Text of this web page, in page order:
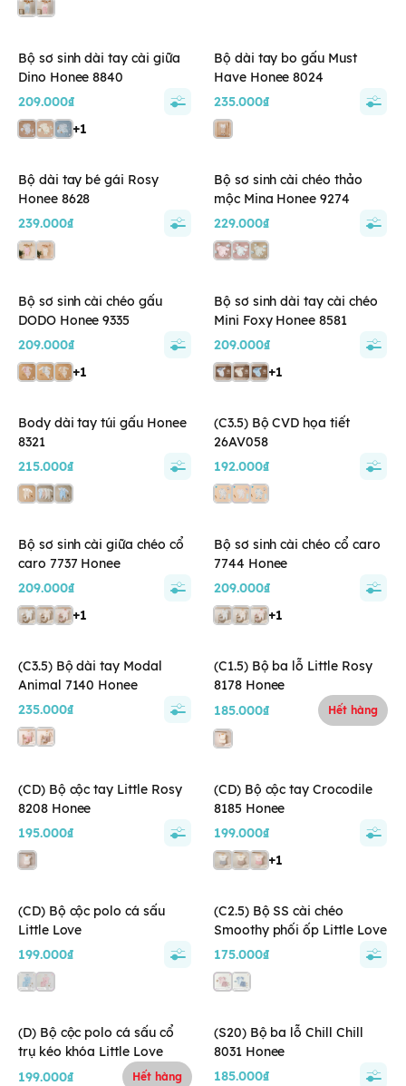
Bộ sơ sinh dài tay cài giữa
Dino Honee 8840
209.000₫
+1
Bộ dài tay bo gấu Must
Have Honee 8024
235.000₫
Bộ dài tay bé gái Rosy
Honee 8628
239.000₫
Bộ sơ sinh cài chéo thảo
mộc Mina Honee 9274
229.000₫
Bộ sơ sinh cài chéo gấu
DODO Honee 9335
209.000₫
+1
Bộ sơ sinh dài tay cài chéo
Mini Foxy Honee 8581
209.000₫
+1
Body dài tay túi gấu Honee
8321
215.000₫
(C3.5) Bộ CVD họa tiết
26AV058
192.000₫
Bộ sơ sinh cài giữa chéo cổ
caro 7737 Honee
209.000₫
+1
Bộ sơ sinh cài chéo cổ caro
7744 Honee
209.000₫
+1
(C3.5) Bộ dài tay Modal
Animal 7140 Honee
235.000₫
(C1.5) Bộ ba lỗ Little Rosy
8178 Honee
185.000₫
Hết hàng
(CD) Bộ cộc tay Little Rosy
8208 Honee
195.000₫
(CD) Bộ cộc tay Crocodile
8185 Honee
199.000₫
+1
(CD) Bộ cộc polo cá sấu
Little Love
199.000₫
(C2.5) Bộ SS cài chéo
Smoothy phối ốp Little Love
175.000₫
(D) Bộ cộc polo cá sấu cổ
trụ kéo khóa Little Love
199.000₫
Hết hàng
(S20) Bộ ba lỗ Chill Chill
8031 Honee
185.000₫